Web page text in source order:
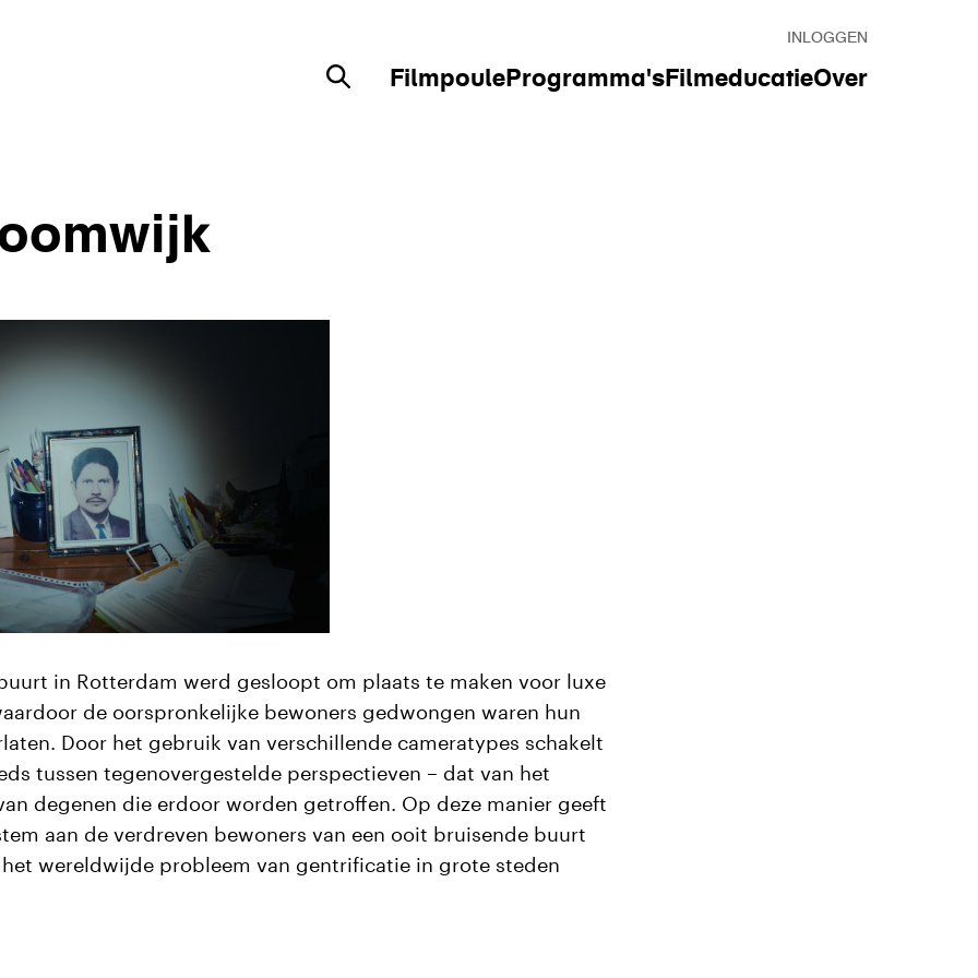
ZoekveldFilmpouleProgramma'sFilmeducatieOver
INLOGGEN
in Rotterdam werd gesloopt om plaats te maken voor luxe
de oorspronkelijke bewoners gedwongen waren hun
Door het gebruik van verschillende cameratypes schakelt
tussen tegenovergestelde perspectieven – dat van het
degenen die erdoor worden getroffen. Op deze manier geeft
aan de verdreven bewoners van een ooit bruisende buurt
wereldwijde probleem van gentrificatie in grote steden